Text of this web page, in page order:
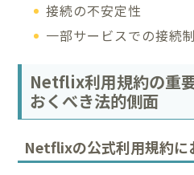
接続の不安定性
一部サービスでの接続
Netflix利用規約の重
おくべき法的側面
Netflixの公式利用規約に